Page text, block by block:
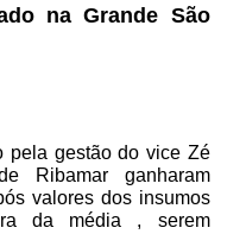
na Grande São
pela gestão do vice Zé
Ribamar ganharam
valores dos insumos
da média , serem